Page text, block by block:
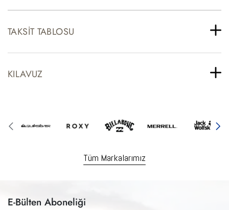
TAKSIT TABLOSU
KILAVUZ
Tüm Markalarımız
E-Bülten Aboneliği